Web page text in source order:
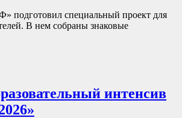
подготовил специальный проект для
В нем собраны знаковые
интенсив